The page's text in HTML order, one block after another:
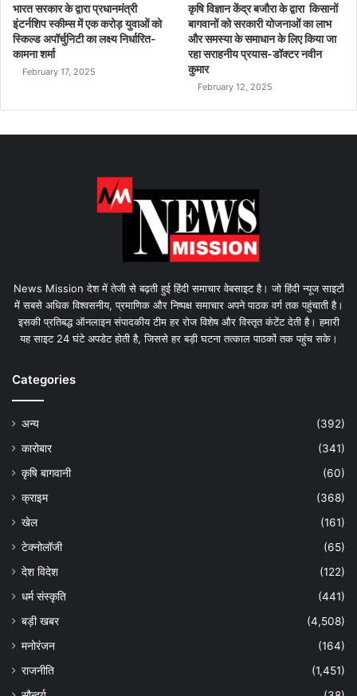
भारत सरकार के द्वारा प्रधानमंत्री
इंटर्नशिप स्कीम्स में एक करोड़ युवाओं को
स्किल्ड अपॉर्चुनिटी का लक्ष्य निर्धारित-
कामना शर्मा
February 17, 2025
कृषि विज्ञान केंद्र बजौरा के द्वारा किसानों
बागवानों को सरकारी योजनाओं का लाभ
और समस्या के समाधान के लिए किया जा
रहा सराहनीय प्रयास-डॉक्टर नवीन
कुमार
February 12, 2025
News Mission देश में तेजी से बढ़ती हुई हिंदी समाचार वेबसाइट है। जो हिंदी न्यूज साइटों
में सबसे अधिक विश्वसनीय, प्रमाणिक और निष्पक्ष समाचार अपने पाठक वर्ग तक पहुंचाती है।
इसकी प्रतिबद्ध ऑनलाइन संपादकीय टीम हर रोज विशेष और विस्तृत कंटेंट देती है। हमारी
यह साइट 24 घंटे अपडेट होती है, जिससे हर बड़ी घटना तत्काल पाठकों तक पहुंच सके।
Categories
अन्य
(392)
कारोबार
(341)
कृषि बागवानी
(60)
क्राइम
(368)
खेल
(161)
टेक्नोलॉजी
(65)
देश विदेश
(122)
धर्म संस्कृति
(441)
बड़ी खबर
(4,508)
मनोरंजन
(164)
राजनीति
(1,451)